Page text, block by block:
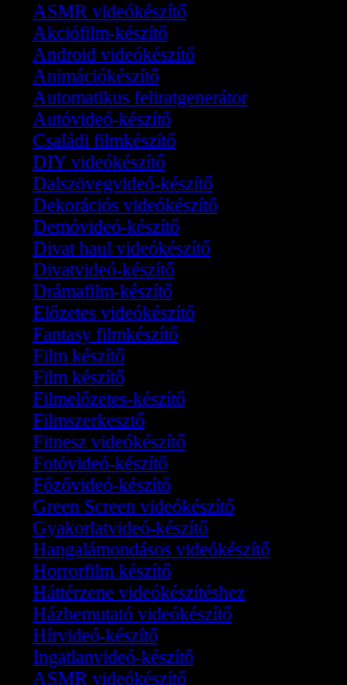
ASMR videókészítő
Akciófilm-készítő
Android videókészítő
Animációkészítő
Automatikus feliratgenerátor
Autóvideó-készítő
Családi filmkészítő
DIY videókészítő
Dalszövegvideó-készítő
Dekorációs videókészítő
Demóvideó‑készítő
Divat haul videókészítő
Divatvideó-készítő
Drámafilm-készítő
Előzetes videókészítő
Fantasy filmkészítő
Film készítő
Film készítő
Filmelőzetes-készítő
Filmszerkesztő
Fitnesz videókészítő
Fotóvideó-készítő
Főzővideó-készítő
Green Screen videókészítő
Gyakorlatvideó-készítő
Hangalámondásos videókészítő
Horrorfilm készítő
Háttérzene videókészítéshez
Házbemutató videókészítő
Hírvideó-készítő
Ingatlanvideó-készítő
ASMR videókészítő